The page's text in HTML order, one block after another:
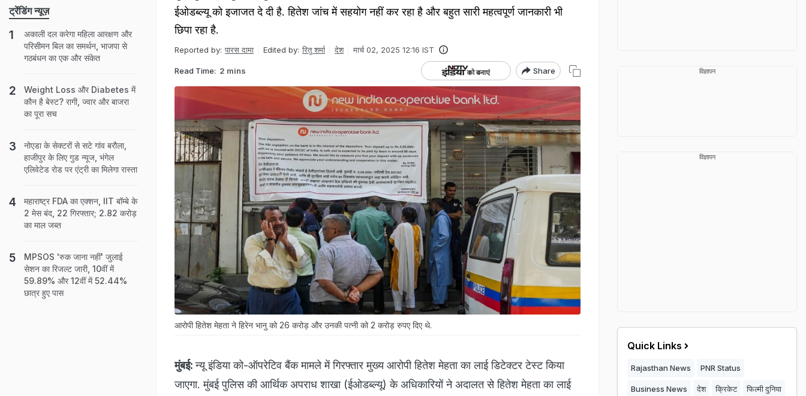
ईओडब्ल्यू को इजाजत दे दी है. हितेश जांच में सहयोग नहीं कर रहा है और बहुत सारी महत्वपूर्ण जानकारी भी
छिपा रहा है.
Reported by: पारस दामा Edited by: रितु शर्मा देश मार्च 02, 2025 12:16 IST
Read Time: 2 mins Share
आरोपी हितेश मेहता ने हिरेन भानु को 26 करोड़ और उनकी पत्नी को 2 करोड़ रुपए दिए थे.
मुंबई: न्यू इंडिया को-ऑपरेटिव बैंक मामले में गिरफ्तार मुख्य आरोपी हितेश मेहता का लाई डिटेक्टर टेस्ट किया
जाएगा. मुंबई पुलिस की आर्थिक अपराध शाखा (ईओडब्ल्यू) के अधिकारियों ने अदालत से हितेश मेहता का लाई
ट्रेंडिंग न्यूज़
अकाली दल करेगा महिला आरक्षण और
परिसीमन बिल का समर्थन, भाजपा से
गठबंधन का एक और संकेत
Weight Loss और Diabetes में
कौन है बेस्ट? रागी, ज्वार और बाजरा
का पूरा सच
नोएडा के सेक्टरों से सटे गांव बरौला,
हाजीपुर के लिए गुड न्यूज, भंगेल
एलिवेटेड रोड पर एंट्री का मिलेगा रास्ता
महाराष्ट्र FDA का एक्शन, IIT बॉम्बे के
2 मेस बंद, 22 गिरफ्तार; 2.82 करोड़
का माल जब्त
MPSOS 'रुक जाना नहीं' जुलाई
सेशन का रिजल्ट जारी, 10वीं में
59.89% और 12वीं में 52.44%
छात्र हुए पास
विज्ञापन
विज्ञापन
Quick Links
Rajasthan News PNR Status
Business News देश क्रिकेट फिल्मी दुनिया